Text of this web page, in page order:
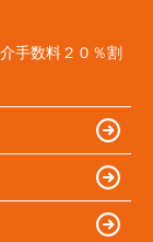
手数料２０％割